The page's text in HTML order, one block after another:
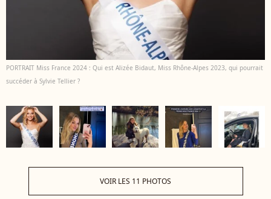
PORTRAIT Miss France 2024 : Qui est Alizée Bidaut, Miss Rhône-Alpes 2023, qui pourrait
succéder à Sylvie Tellier ?
VOIR LES 11 PHOTOS